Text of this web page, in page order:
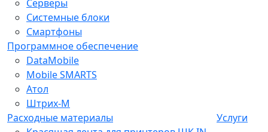
Серверы
Системные блоки
Смартфоны
Программное обеспечение
DataMobile
Mobile SMARTS
Атол
Штрих-М
Расходные материалы
Услуги